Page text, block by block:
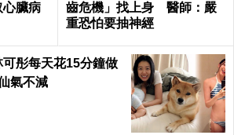
臟病
齒危機」找上身 醫師：嚴
重恐怕要抽神經
彤每天花15分鐘做
氣不減